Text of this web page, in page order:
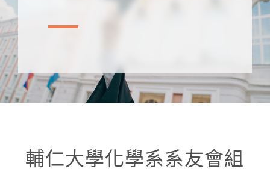
輔仁大學化學系系友會組